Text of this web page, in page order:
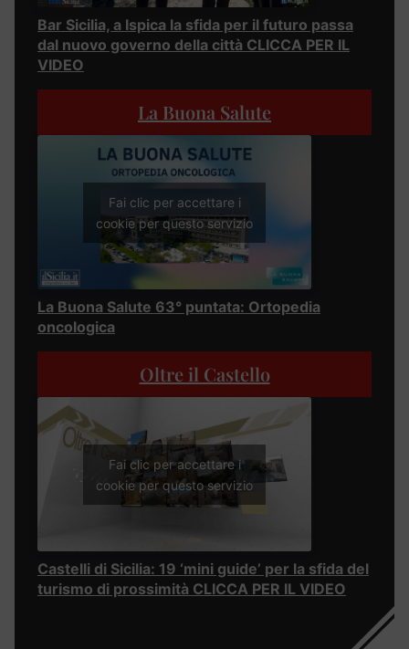
Bar Sicilia, a Ispica la sfida per il futuro passa
dal nuovo governo della città CLICCA PER IL
VIDEO
La Buona Salute
Fai clic per accettare i
cookie per questo servizio
La Buona Salute 63° puntata: Ortopedia
oncologica
Oltre il Castello
Fai clic per accettare i
cookie per questo servizio
Castelli di Sicilia: 19 ‘mini guide’ per la sfida del
turismo di prossimità CLICCA PER IL VIDEO